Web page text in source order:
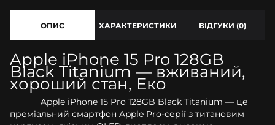
ОПИС ХАРАКТЕРИСТИКИ ВІДГУКИ (0)
Apple iPhone 15 Pro 128GB
Black Titanium — вживаний,
хороший стан, Еко
Apple iPhone 15 Pro 128GB Black Titanium — це
преміальний смартфон Apple Pro-серії з титановим